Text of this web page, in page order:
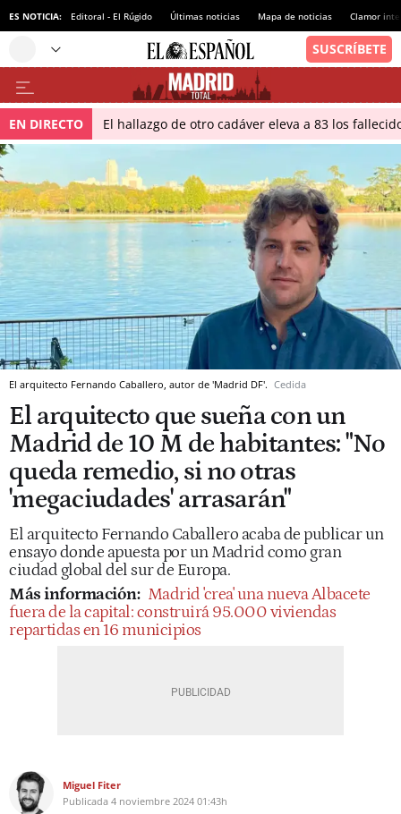
ES NOTICIA: Editoral - El Rúgido Últimas noticias Mapa de noticias Clamor
EN DIRECTO El hallazgo de otro cadáver eleva a 83 los
El arquitecto Fernando Caballero, autor de 'Madrid DF'. Cedida
El arquitecto que sueña con un
Madrid de 10 M de habitantes: "No
queda remedio, si no otras
'megaciudades' arrasarán"
El arquitecto Fernando Caballero acaba de publicar un
ensayo donde apuesta por un Madrid como gran
ciudad global del sur de Europa.
Más información: Madrid 'crea' una nueva Albacete
fuera de la capital: construirá 95.000 viviendas
repartidas en 16 municipios
Miguel Fiter
Publicada 4 noviembre 2024 01:43h